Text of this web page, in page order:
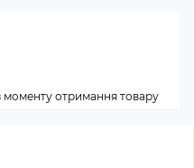
моменту отримання товару